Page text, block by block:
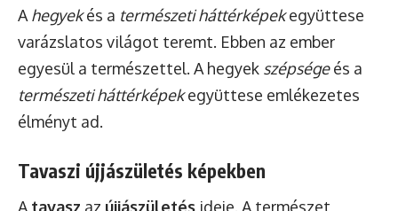
A hegyekés a természeti háttérképekegyüttese
varázslatos világot teremt. Ebben az ember
egyesül a természettel. A hegyek szépségeés a
természeti háttérképekegyüttese emlékezetes
élményt ad.
Tavaszi újjászületés képekben
A tavasz az újjászületés ideje. A természet